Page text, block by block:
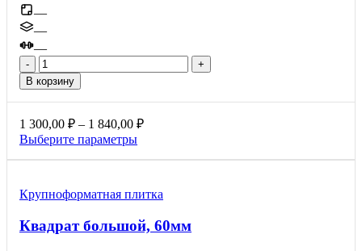
—
—
—
Количество
товара
Кирпич,
80мм
В корзину
1 300,00 ₽ – 1 840,00 ₽Диапазон
1
Выберите параметрыЭтот
вариаций.
можно
Крупноформатная плитка
Квадрат большой, 60мм